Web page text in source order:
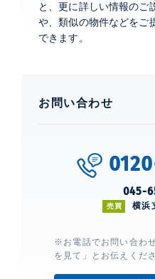
と、更に詳しい情報のご
や、類似の物件などをご
できます。
お問い合わせ
045-
売買 横浜
※お電話でお問い合わ
を見て」とお伝えくださ